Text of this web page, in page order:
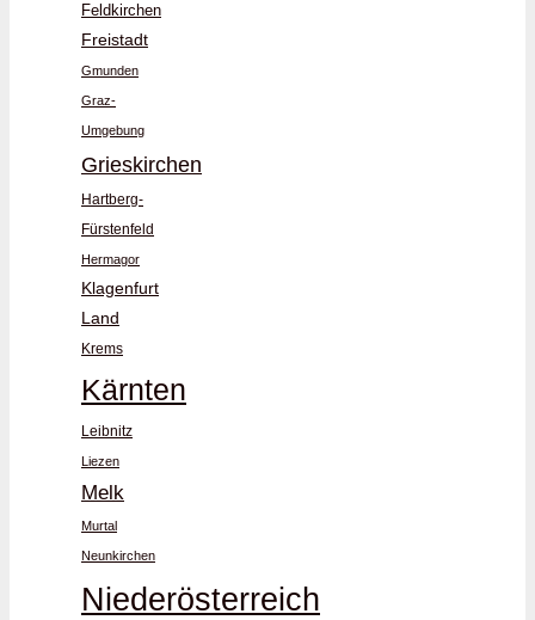
Feldkirchen
Freistadt
Gmunden
Graz-
Umgebung
Grieskirchen
Hartberg-
Fürstenfeld
Hermagor
Klagenfurt
Land
Krems
Kärnten
Leibnitz
Liezen
Melk
Murtal
Neunkirchen
Niederösterreich